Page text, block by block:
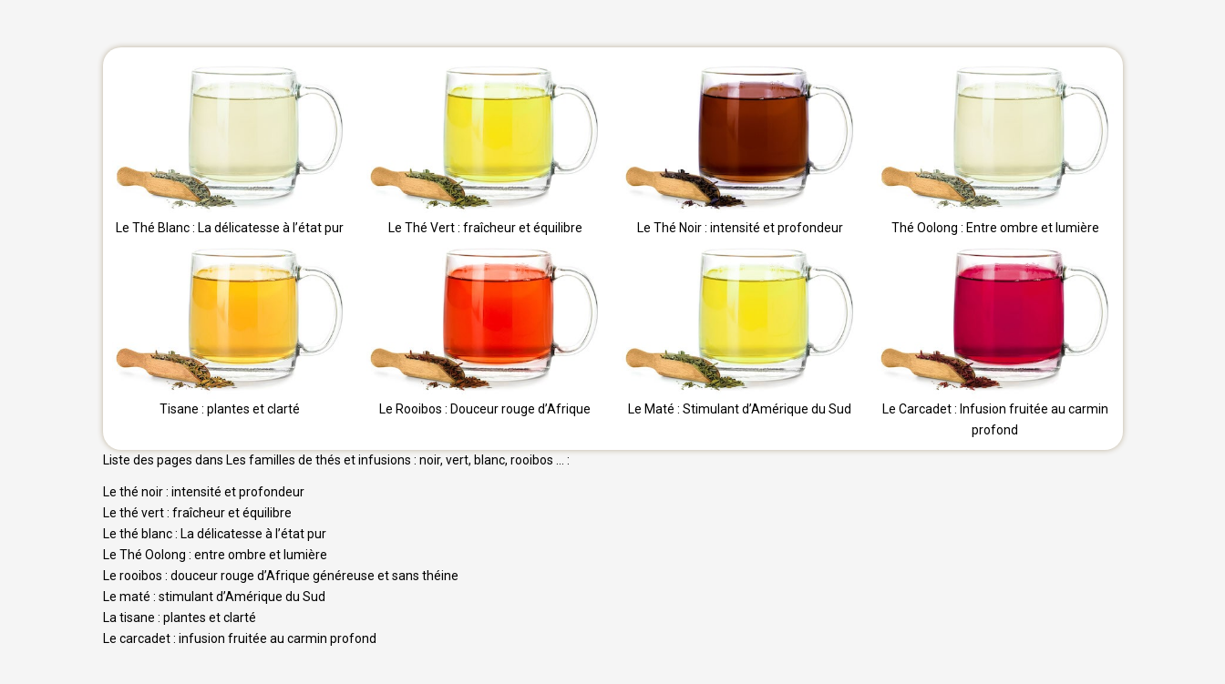
Le Thé Blanc : La délicatesse à l’état pur
Tisane : plantes et clarté
Le Thé Vert : fraîcheur et équilibre
Le Rooibos : Douceur rouge d’Afrique
Le Thé Noir : intensité et profondeur
Le Maté : Stimulant d’Amérique du Sud
Thé Oolong : Entre ombre et lumière
Le Carcadet : Infusion fruitée au carmin
profond
Liste des pages dans Les familles de thés et infusions : noir, vert, blanc, rooibos … :
Le thé noir : intensité et profondeur
Le thé vert : fraîcheur et équilibre
Le thé blanc : La délicatesse à l’état pur
Le Thé Oolong : entre ombre et lumière
Le rooibos : douceur rouge d’Afrique généreuse et sans théine
Le maté : stimulant d’Amérique du Sud
La tisane : plantes et clarté
Le carcadet : infusion fruitée au carmin profond